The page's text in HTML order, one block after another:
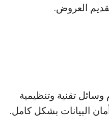
العروض.
وسائل تقنية وتنظيمية
البيانات بشكل كامل.